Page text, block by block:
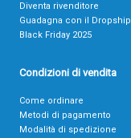
Diventa rivenditore
Guadagna con il Dropship
Black Friday 2025
Condizioni di vendita
Come ordinare
Metodi di pagamento
Modalità di spedizione